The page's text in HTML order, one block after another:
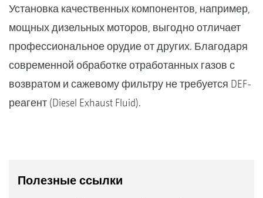
Установка качественных компонентов, например,
мощных дизельных моторов, выгодно отличает
профессиональное орудие от других. Благодаря
современной обработке отработанных газов с
возвратом и сажевому фильтру не требуется DEF-
реагент (Diesel Exhaust Fluid).
Полезные ссылки